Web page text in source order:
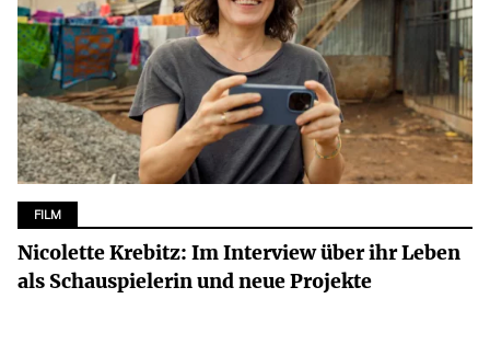
FILM
Nicolette Krebitz: Im Interview über ihr Leben
als Schauspielerin und neue Projekte